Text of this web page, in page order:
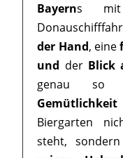
Bayerns mit
der Hand, eine
und der Blick
genau
Gemütlichkeit
Biergarten
steht,